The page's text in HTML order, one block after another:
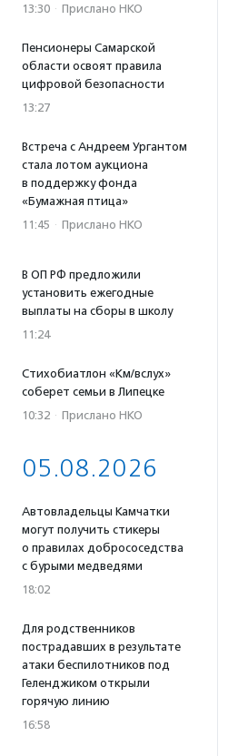
13:30 · Прислано НКО
Пенсионеры Самарской
области освоят правила
цифровой безопасности
13:27
Встреча с Андреем Ургантом
стала лотом аукциона
в поддержку фонда
«Бумажная птица»
11:45 · Прислано НКО
В ОП РФ предложили
установить ежегодные
выплаты на сборы в школу
11:24
Стихобиатлон «Км/вслух»
соберет семьи в Липецке
10:32 · Прислано НКО
05.08.2026
Автовладельцы Камчатки
могут получить стикеры
о правилах добрососедства
с бурыми медведями
18:02
Для родственников
пострадавших в результате
атаки беспилотников под
Геленджиком открыли
горячую линию
16:58